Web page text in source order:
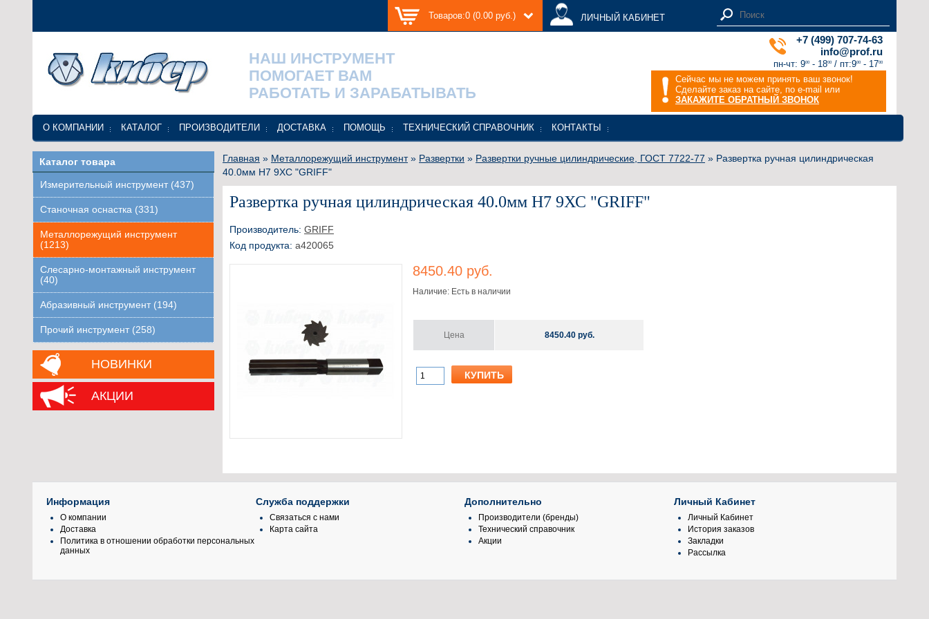
Товаров:0 (0.00 руб.) ЛИЧНЫЙ КАБИНЕТ
НАШ ИНСТРУМЕНТ
ПОМОГАЕТ ВАМ
РАБОТАТЬ И ЗАРАБАТЫВАТЬ
+7 (499) 707-74-63
info@prof.ru
пн-чт: 900 - 1800 / пт:900 - 1700
Сейчас мы не можем принять ваш звонок!
Сделайте заказ на сайте, по e-mail или
ЗАКАЖИТЕ ОБРАТНЫЙ ЗВОНОК
О КОМПАНИИ КАТАЛОГ ПРОИЗВОДИТЕЛИ ДОСТАВКА ПОМОЩЬ ТЕХНИЧЕСКИЙ СПРАВОЧНИК КОНТАКТЫ
Каталог товара
Измерительный инструмент (437)
Станочная оснастка (331)
Металлорежущий инструмент
(1213)
Слесарно-монтажный инструмент
(40)
Абразивный инструмент (194)
Прочий инструмент (258)
НОВИНКИ
АКЦИИ
Главная » Металлорежущий инструмент» Развертки » Развертки ручные цилиндрические, ГОСТ 7722-77 » Развертка ручная цилиндрическая
40.0мм H7 9ХС "GRIFF"
Развертка ручная цилиндрическая 40.0мм H7 9ХС "GRIFF"
Производитель: GRIFF
Код продукта: a420065
8450.40 руб.
Наличие: Есть в наличии
Цена 8450.40 руб.
Информация
О компании
Доставка
Политика в отношении обработки персональных
данных
Служба поддержки
Связаться с нами
Карта сайта
Дополнительно
Производители (бренды)
Технический справочник
Акции
Личный Кабинет
Личный Кабинет
История заказов
Закладки
Рассылка